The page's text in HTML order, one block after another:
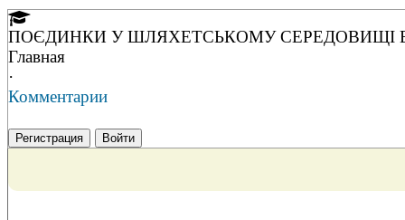
ПОЄДИНКИ У ШЛЯХЕТСЬКОМУ СЕРЕДОВИЩІ
Главная
·
Комментарии
Регистрация Войти